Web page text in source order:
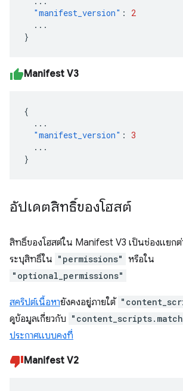
"manifest_version" :
2
...
}
Manifest V3
{
...
"manifest_version" : 3
...
}
อัปเดตสิทธิ์ของโฮสต์
สิทธิ์ของโฮสต์ใน Manifest V3 เป็นช่องแยก
ระบุสิทธิ์ใน "permissions" หรือใน
"optional_permissions"
สคริปต์เนื้อหายังคงอยู่ภายใต้
ดูข้อมูลเกี่ยวกับ
ประกาศแบบคงที่
Manifest V2